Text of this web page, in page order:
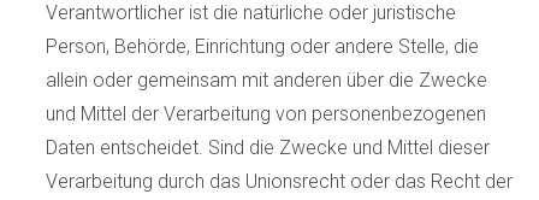
Verantwortlicher ist die natürliche oder juristische
Person, Behörde, Einrichtung oder andere Stelle, die
allein oder gemeinsam mit anderen über die Zwecke
und Mittel der Verarbeitung von personenbezogenen
Daten entscheidet. Sind die Zwecke und Mittel dieser
Verarbeitung durch das Unionsrecht oder das Recht der